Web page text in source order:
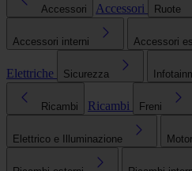
Accessori Accessori Ruote
Accessori interni Accessori
Elettriche Sicurezza
Ricambi Ricambi Freni
Elettrico e Illuminazione